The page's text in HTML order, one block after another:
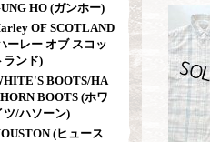
HO (ガンホー)
OF SCOTLAND
ーレー オブ スコッ
ランド)
BOOTS/HA
BOOTS (ホワ
ツ/ハソーン)
(ヒュース